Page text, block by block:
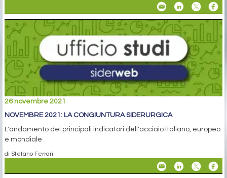
26 novembre 2021
NOVEMBRE 2021: LA CONGIUNTURA SIDERURGICA
L'andamento dei principali indicatori dell'acciaio italiano, europeo
e mondiale
di Stefano Ferrari